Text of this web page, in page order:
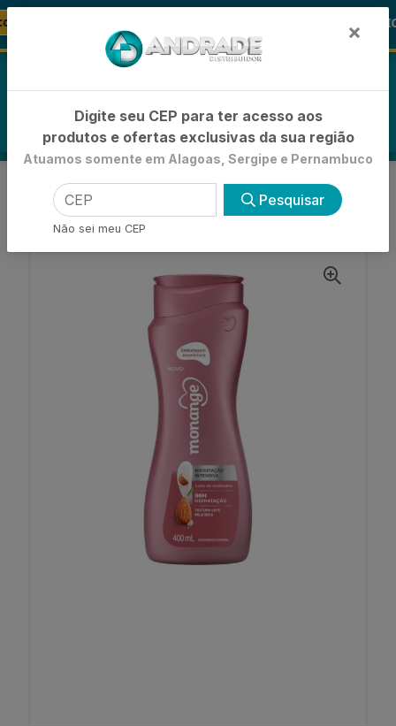
🪞 FRALDA TURMA DA MÔNICA
INÍCIO
HIDRATAÇÃO CORPORAL
LOÇÃO HIDRATANTE CORPORAL
LEITE HIDRATANTE MONANGE PELE SECA
×
Digite seu CEP para ter acesso aos
produtos e ofertas exclusivas da sua região
Atuamos somente em Alagoas, Sergipe e Pernambuco
Pesquisar
Não sei meu CEP